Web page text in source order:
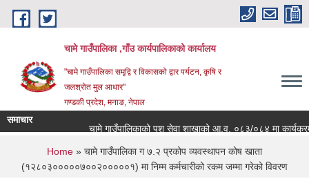
Skip to main content
चामे गाउँपालिका ,गाँउ कार्यपालिकाको कार्यालय
"चामे गाउँपालिका समृद्वि र विकासको द्वार पर्यटन, कृषि र
जलश्रोत मुल आधार"
गण्डकी प्रदेश, मनाङ, नेपाल
समाचार
चामे गाउँपालिकाको पशु सेवा शाखाको आ.व. ०८३/०८४ मा कार्यक्रम
You are here
Home » चामे गाउँपालिका ग ७.२ प्रकोप व्यवस्थापन कोष खाता
(१२८०३०००००७००२०००००१) मा निम्म कर्मचारीको रकम जम्मा गरेको विवरण